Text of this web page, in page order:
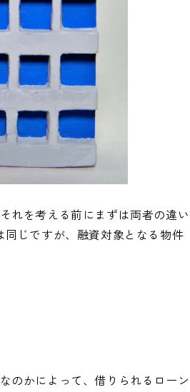
れを考える前にまずは両者の違い
じですが、融資対象となる物件
のかによって、借りられるローン